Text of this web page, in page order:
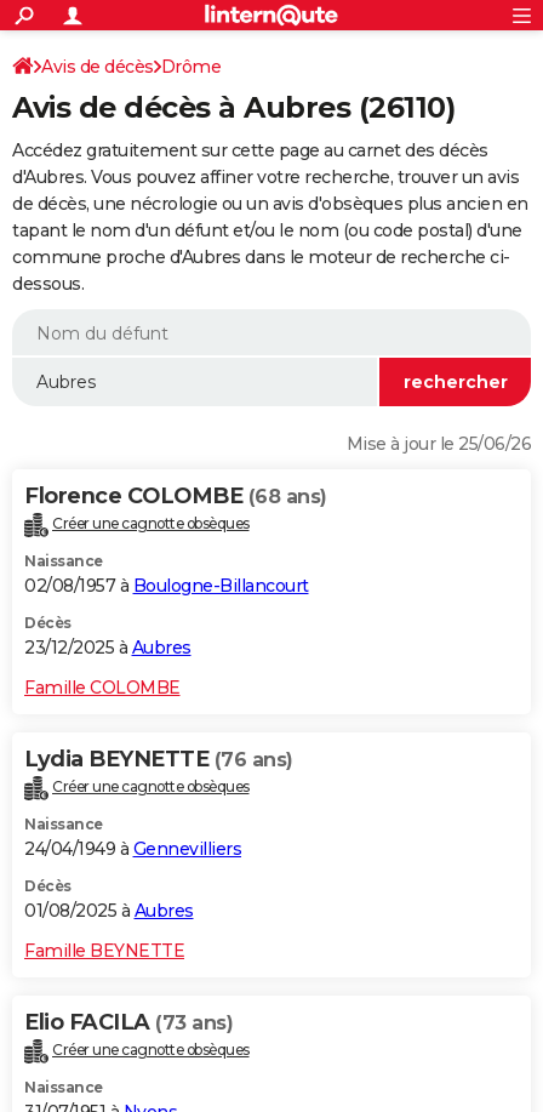
ACTUALITÉS
Politique
Société
Faits Divers
Education
Monde
Villes
+
SPORT
Coupe du monde 2026
Football
Tennis
Cyclisme
Rugby
Forum
Programme TV
TNT
Streaming
Cinéma
Sorties cinéma
Musique
+
FINANCE
Retraite
Epargne
Immobilier
Risques naturels par ville
Assurance
AUTO
Essais
Réserver un essai
Citadines
Berlines
SUV
Forum auto
+
HIGH-TECH
BRICOLAGE
WEEK-END
Alimentation
Guide de la santé
Maladies
Médicaments
Sommeil
VOYAGE
Destinations
City break
Voyage nature
Voyage de noces
Forum
Climat
+PHOTO
GUIDES D'ACHAT
Carte de Noël
Carte Bonne année
Carte Saint-Valentin
Carte Pâques
Carte d'anniversaire
DICTIONNAIRE
Dictionnaire
Biographies
Citations
Expressions
Proverbes
PROGRAMME TV
S'inscrire
Se connecter
Lycées
Collèges
Primaires
Universités
Entreprises
Service militaire
Avis de recherche
AVIS DE DÉCÈS
FORUM
Bricolage
Lifestyle
Culture
Sport
Auto
Television
Voyage
Cinema
Avis de décès Drôme
Avis de décès à Aubres (26110)
Accédez gratuitement sur cette page au carnet des décès
d'Aubres. Vous pouvez affiner votre recherche, trouver un avis
de décès, une nécrologie ou un avis d'obsèques plus ancien en
tapant le nom d'un défunt et/ou le nom (ou code postal) d'une
commune proche d'Aubres dans le moteur de recherche ci-
dessous.
Mise à jour le 25/06/26
Florence COLOMBE (68 ans)
Créer une cagnotte obsèques
Naissance
02/08/1957 à Boulogne-Billancourt
Décès
23/12/2025 à Aubres
Famille COLOMBE
Lydia BEYNETTE (76 ans)
Créer une cagnotte obsèques
Naissance
24/04/1949 à Gennevilliers
Décès
01/08/2025 à Aubres
Famille BEYNETTE
Elio FACILA (73 ans)
Créer une cagnotte obsèques
Naissance